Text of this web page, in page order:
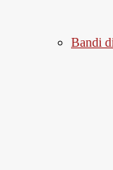
Bandi